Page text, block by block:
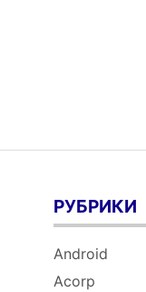
РУБРИКИ
Android
Acorp